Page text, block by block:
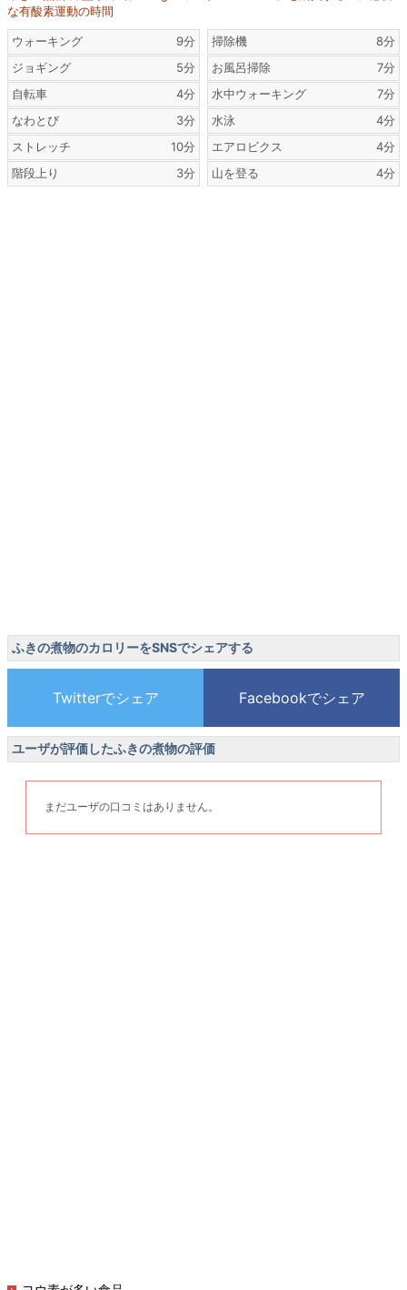
な有酸素運動の時間
ウォーキング
9分
ジョギング
5分
自転車
4分
なわとび
3分
ストレッチ
10分
階段上り
3分
掃除機
8分
お風呂掃除
7分
水中ウォーキング
7分
水泳
4分
エアロビクス
4分
山を登る
4分
ふきの煮物のカロリーをSNSでシェアする
ユーザが評価したふきの煮物の評価
まだユーザの口コミはありません。